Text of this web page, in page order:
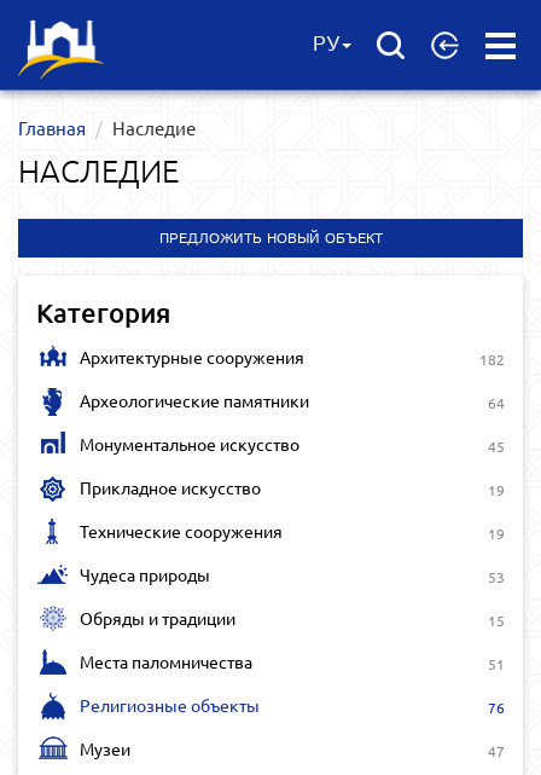
Open
РУ
Главная Наследие
НАСЛЕДИЕ
ПРЕДЛОЖИТЬ НОВЫЙ ОБЪЕКТ
Категория
Архитектурные сооружения 182
Археологические памятники 64
Монументальное искусство 45
Прикладное искусство 19
Технические сооружения 19
Чудеса природы 53
Обряды и традиции 15
Места паломничества 51
Религиозные объекты 76
Музеи 47